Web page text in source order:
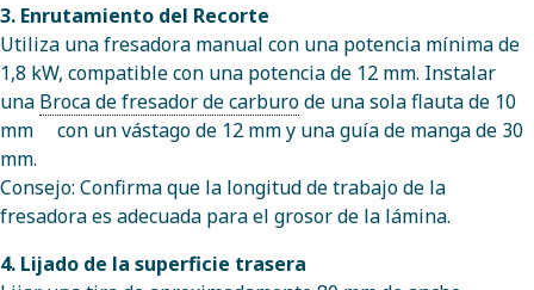
3. Enrutamiento del Recorte
Utiliza una fresadora manual con una potencia mínima de
1,8 kW, compatible con una potencia de 12 mm. Instalar
una Broca de fresador de carburode una sola flauta de 10
mm
con un vástago de 12 mm y una guía de manga de 30
mm.
Consejo: Confirma que la longitud de trabajo de la
fresadora es adecuada para el grosor de la lámina.
4. Lijado de la superficie trasera